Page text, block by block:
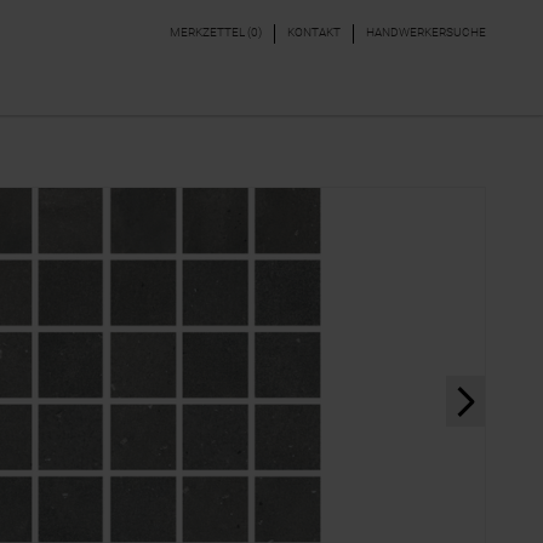
DEKORE & BORDÜREN
PARKETT, LAMINAT,
MERKZETTEL (0) KONTAKT HANDWERKERSUCHE
next